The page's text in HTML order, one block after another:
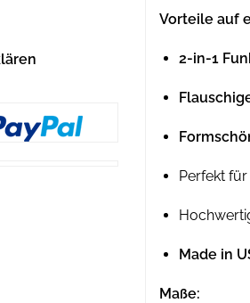
Vorteile auf
2-in-1
Perfekt
Made in
Maße: